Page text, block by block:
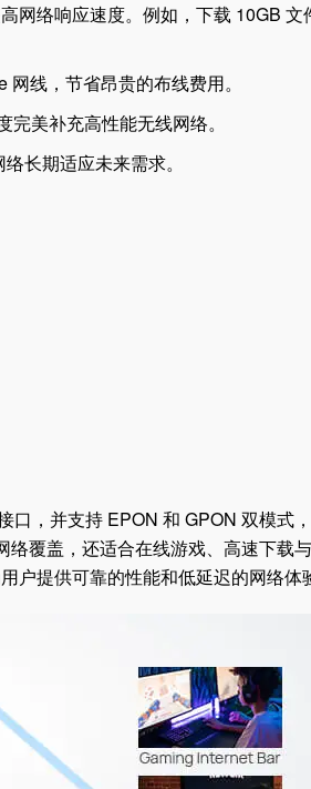
网络响应速度。例如，下载 10GB 文
线，节省昂贵的布线费用。
美补充高性能无线网络。
长期适应未来需求。
口，并支持 EPON 和 GPON 双模式
覆盖，还适合在线游戏、高速下载
户提供可靠的性能和低延迟的网络体